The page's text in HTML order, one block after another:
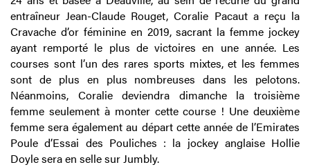
entraîneur Jean-Claude Rouget, Coralie Pacaut a reçu la
Cravache d’or féminine en 2019, sacrant la femme jockey
ayant remporté le plus de victoires en une année. Les
courses sont l’un des rares sports mixtes, et les femmes
sont de plus en plus nombreuses dans les pelotons.
Néanmoins, Coralie deviendra dimanche la troisième
femme seulement à monter cette course ! Une deuxième
femme sera également au départ cette année de l’Emirates
Poule d’Essai des Pouliches : la jockey anglaise Hollie
Doyle sera en selle sur Jumbly.